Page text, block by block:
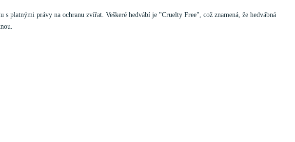
s platnými právy na ochranu zvířat. Veškeré hedvábí je "Cruelty Free", což znamená, že hedvábná